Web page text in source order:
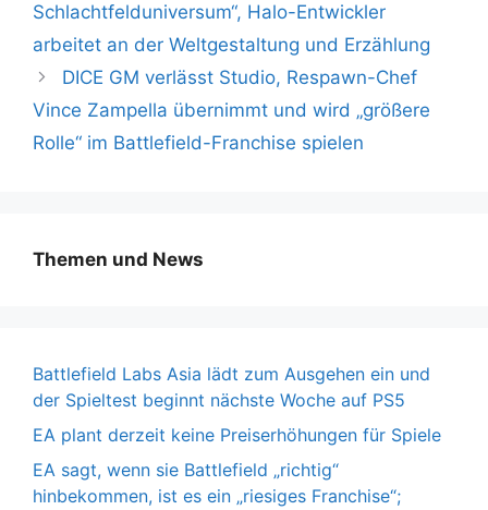
Schlachtfelduniversum“, Halo-Entwickler
arbeitet an der Weltgestaltung und Erzählung
DICE GM verlässt Studio, Respawn-Chef
Vince Zampella übernimmt und wird „größere
Rolle“ im Battlefield-Franchise spielen
Themen und News
Battlefield Labs Asia lädt zum Ausgehen ein und
der Spieltest beginnt nächste Woche auf PS5
EA plant derzeit keine Preiserhöhungen für Spiele
EA sagt, wenn sie Battlefield „richtig“
hinbekommen, ist es ein „riesiges Franchise“;